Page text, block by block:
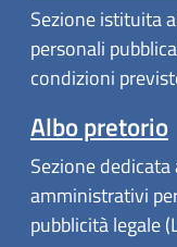
Sezione istituita
personali
condizioni
Albo pretorio
Sezione
amministrativi
pubblicità legale